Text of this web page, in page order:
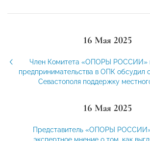
16 Мая 2025
Член Комитета «ОПОРЫ РОССИИ»
предпринимательства в ОПК обсудил
Севастополя поддержку
16 Мая 2025
Представитель «ОПОРЫ РОССИИ»
экспертное мнение о том, как